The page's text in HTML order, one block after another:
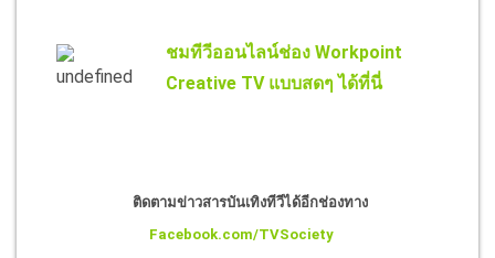
ชมทีวีออนไลน์ช่อง Workpoint
Creative TV แบบสดๆ ได้ที่นี่
ติดตามข่าวสารบันเทิงทีวีได้อีกช่องทาง
Facebook.com/TVSociety